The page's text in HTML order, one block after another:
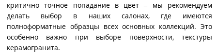
критично точное попадание в цвет – мы рекомендуем
делать выбор в наших салонах, где имеются
полноформатные образцы всех основных коллекций. Это
особенно важно при выборе поверхности, текстуры
керамогранита.